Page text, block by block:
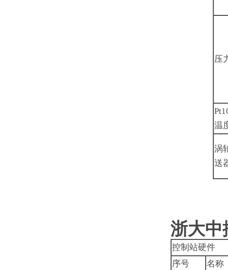
压
温
涡
送
浙大
控制站硬件
序号
名称